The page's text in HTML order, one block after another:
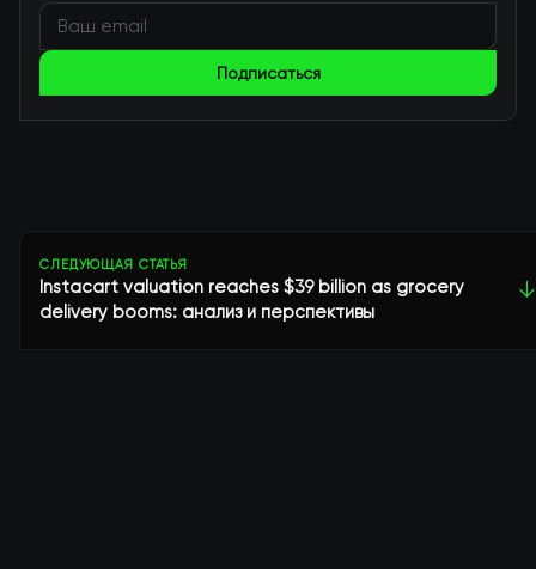
Подписаться
СЛЕДУЮЩАЯ СТАТЬЯ
Instacart valuation reaches $39 billion as grocery
delivery booms: анализ и перспективы
↓